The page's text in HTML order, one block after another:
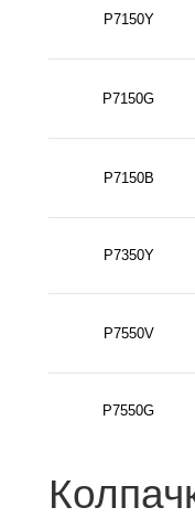
P7150Y
P7150G
P7150B
P7350Y
P7550V
P7550G